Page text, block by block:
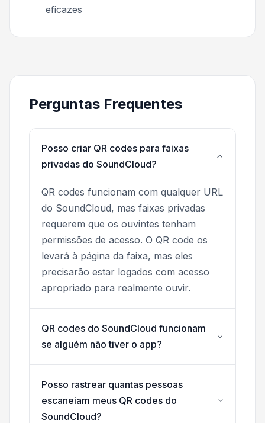
eficazes
Perguntas Frequentes
Posso criar QR codes para faixas
privadas do SoundCloud?
QR codes funcionam com qualquer URL
do SoundCloud, mas faixas privadas
requerem que os ouvintes tenham
permissões de acesso. O QR code os
levará à página da faixa, mas eles
precisarão estar logados com acesso
apropriado para realmente ouvir.
QR codes do SoundCloud funcionam
se alguém não tiver o app?
Posso rastrear quantas pessoas
escaneiam meus QR codes do
SoundCloud?